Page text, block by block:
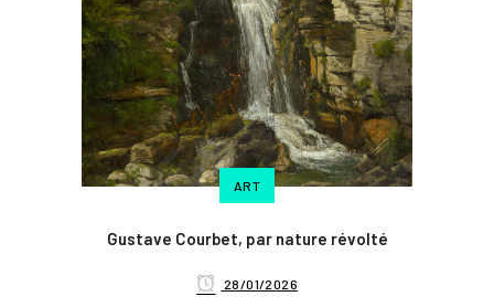
ART
Gustave Courbet, par nature révolté
28/01/2026